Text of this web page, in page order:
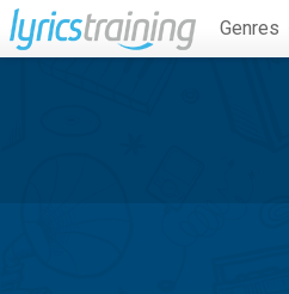
Genres